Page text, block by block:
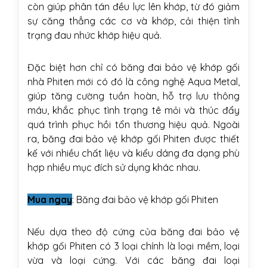
còn giúp phân tán đều lực lên khớp, từ đó giảm
sự căng thẳng các cơ và khớp, cải thiện tình
trạng đau nhức khớp hiệu quả.
Đặc biệt hơn chỉ có băng đai bảo vệ khớp gối
nhà Phiten mới có đó là công nghệ Aqua Metal,
giúp tăng cường tuần hoàn, hỗ trợ lưu thông
máu, khắc phục tình trạng tê mỏi và thúc đẩy
quá trình phục hồi tổn thương hiệu quả. Ngoài
ra, băng đai bảo vệ khớp gối Phiten được thiết
kế với nhiều chất liệu và kiểu dáng đa dạng phù
hợp nhiều mục đích sử dụng khác nhau.
Mua ngay: Băng đai bảo vệ khớp gối Phiten
Nếu dựa theo độ cứng của băng đai bảo vệ
khớp gối Phiten có 3 loại chính là loại mềm, loại
vừa và loại cứng. Với các băng đai loại